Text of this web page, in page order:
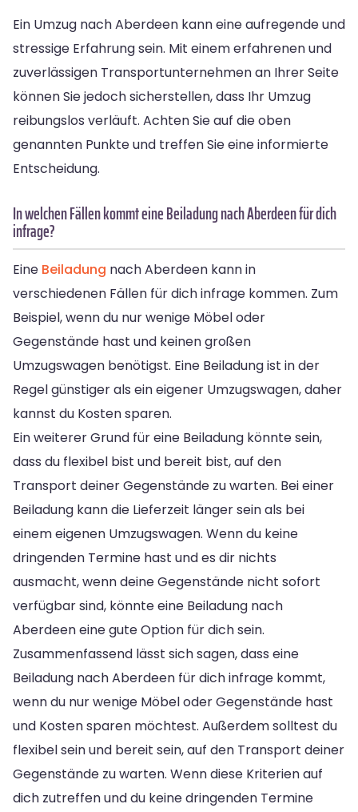
Ein Umzug nach Aberdeen kann eine aufregende und
stressige Erfahrung sein. Mit einem erfahrenen und
zuverlässigen Transportunternehmen an Ihrer Seite
können Sie jedoch sicherstellen, dass Ihr Umzug
reibungslos verläuft. Achten Sie auf die oben
genannten Punkte und treffen Sie eine informierte
Entscheidung.
In welchen Fällen kommt eine Beiladung nach Aberdeen für dich
infrage?
Eine Beiladung nach Aberdeen kann in
verschiedenen Fällen für dich infrage kommen. Zum
Beispiel, wenn du nur wenige Möbel oder
Gegenstände hast und keinen großen
Umzugswagen benötigst. Eine Beiladung ist in der
Regel günstiger als ein eigener Umzugswagen, daher
kannst du Kosten sparen.
Ein weiterer Grund für eine Beiladung könnte sein,
dass du flexibel bist und bereit bist, auf den
Transport deiner Gegenstände zu warten. Bei einer
Beiladung kann die Lieferzeit länger sein als bei
einem eigenen Umzugswagen. Wenn du keine
dringenden Termine hast und es dir nichts
ausmacht, wenn deine Gegenstände nicht sofort
verfügbar sind, könnte eine Beiladung nach
Aberdeen eine gute Option für dich sein.
Zusammenfassend lässt sich sagen, dass eine
Beiladung nach Aberdeen für dich infrage kommt,
wenn du nur wenige Möbel oder Gegenstände hast
und Kosten sparen möchtest. Außerdem solltest du
flexibel sein und bereit sein, auf den Transport deiner
Gegenstände zu warten. Wenn diese Kriterien auf
dich zutreffen und du keine dringenden Termine